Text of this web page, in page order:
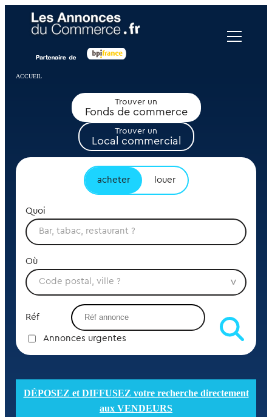
ACCUEIL
Trouver un
Fonds de commerce
Trouver un
Local commercial
acheter louer
Quoi
Où
Réf
Annonces urgentes
DÉPOSEZ et DIFFUSEZ votre recherche directement
aux VENDEURS
Panneau de gestion des cookies